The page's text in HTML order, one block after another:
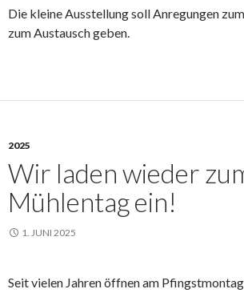
Die kleine Ausstellung soll Anregungen
zum Austausch geben.
2025
Wir laden wieder
Mühlentag ein!
1. JUNI 2025
Seit vielen Jahren öffnen am